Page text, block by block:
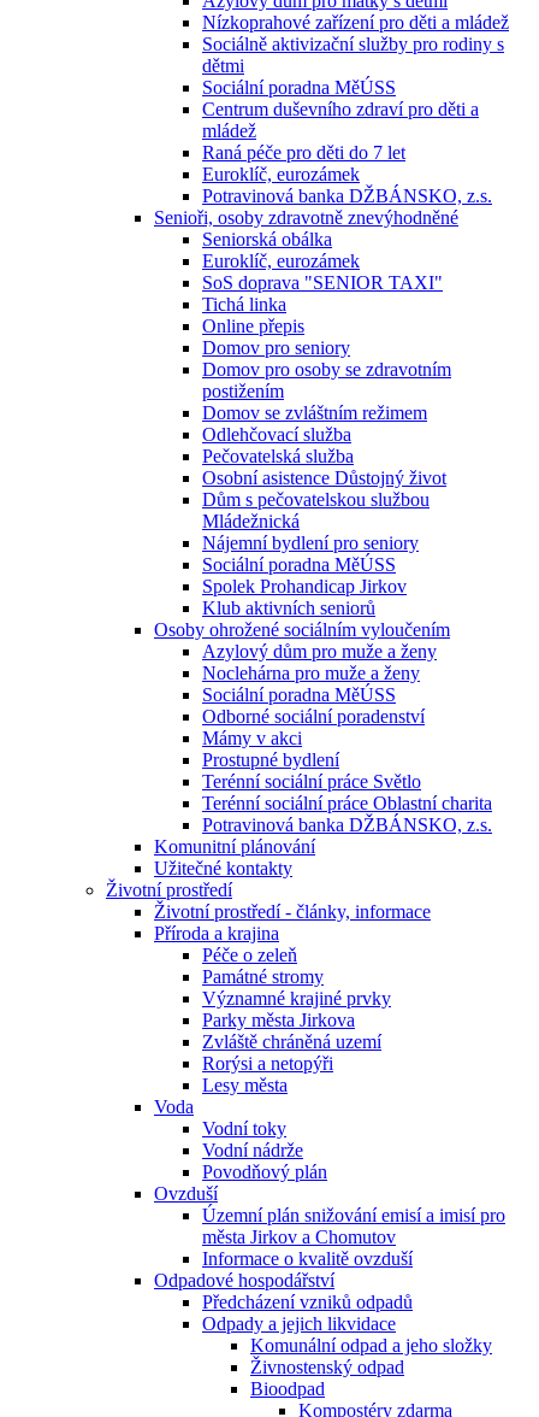
Nízkoprahové zařízení pro děti a mládež
Sociálně aktivizační služby pro rodiny s
dětmi
Sociální poradna MěÚSS
Centrum duševního zdraví pro děti a
mládež
Raná péče pro děti do 7 let
Euroklíč, eurozámek
Potravinová banka DŽBÁNSKO, z.s.
Senioři, osoby zdravotně znevýhodněné
Seniorská obálka
Euroklíč, eurozámek
SoS doprava "SENIOR TAXI"
Tichá linka
Online přepis
Domov pro seniory
Domov pro osoby se zdravotním
postižením
Domov se zvláštním režimem
Odlehčovací služba
Pečovatelská služba
Osobní asistence Důstojný život
Dům s pečovatelskou službou
Mládežnická
Nájemní bydlení pro seniory
Sociální poradna MěÚSS
Spolek Prohandicap Jirkov
Klub aktivních seniorů
Osoby ohrožené sociálním vyloučením
Azylový dům pro muže a ženy
Noclehárna pro muže a ženy
Sociální poradna MěÚSS
Odborné sociální poradenství
Mámy v akci
Prostupné bydlení
Terénní sociální práce Světlo
Terénní sociální práce Oblastní charita
Potravinová banka DŽBÁNSKO, z.s.
Komunitní plánování
Užitečné kontakty
Životní prostředí
Životní prostředí - články, informace
Příroda a krajina
Péče o zeleň
Památné stromy
Významné krajiné prvky
Parky města Jirkova
Zvláště chráněná uzemí
Rorýsi a netopýři
Lesy města
Voda
Vodní toky
Vodní nádrže
Povodňový plán
Ovzduší
Územní plán snižování emisí a imisí pro
města Jirkov a Chomutov
Informace o kvalitě ovzduší
Odpadové hospodářství
Předcházení vzniků odpadů
Odpady a jejich likvidace
Komunální odpad a jeho složky
Živnostenský odpad
Bioodpad
Kompostéry zdarma